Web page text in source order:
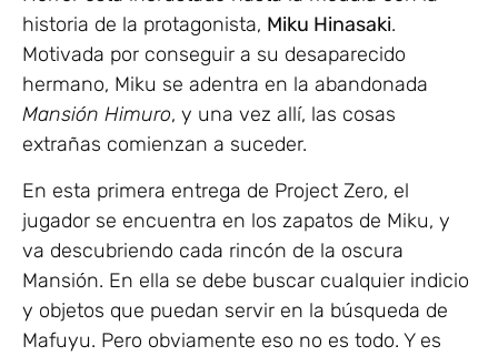
historia de la protagonista, Miku Hinasaki.
Motivada por conseguir a su desaparecido
hermano, Miku se adentra en la abandonada
Mansión Himuro, y una vez allí, las cosas
extrañas comienzan a suceder.
En esta primera entrega de Project Zero, el
jugador se encuentra en los zapatos de Miku, y
va descubriendo cada rincón de la oscura
Mansión. En ella se debe buscar cualquier indicio
y objetos que puedan servir en la búsqueda de
Mafuyu. Pero obviamente eso no es todo. Y es